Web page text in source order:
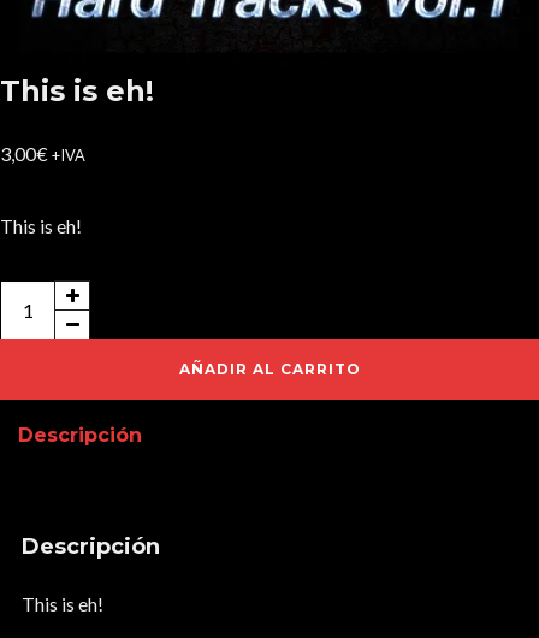
This is eh!
3,00€ +IVA
This is eh!
cantidad
AÑADIR AL CARRITO
Descripción
Descripción
This is eh!